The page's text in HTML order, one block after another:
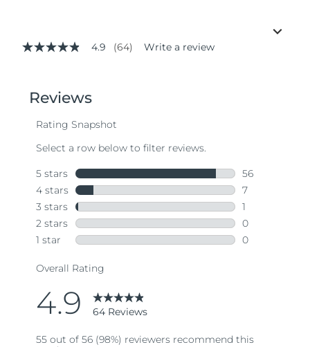
4.9
stars,
average
value.
Same
page
link.
4.9 (64) Write a review